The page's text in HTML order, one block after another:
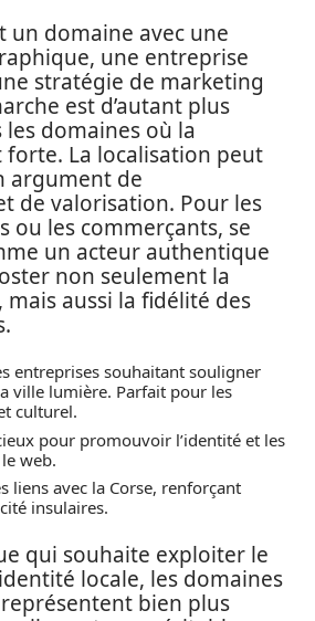
un domaine avec une
une entreprise
stratégie de marketing
est d’autant plus
domaines où la
forte. La localisation peut
argument de
de valorisation. Pour les
ou les commerçants, se
un acteur authentique
non seulement la
mais aussi la fidélité des
entreprises souhaitant souligner
ville lumière. Parfait pour les
culturel.
pour promouvoir l’identité et les
web.
liens avec la Corse, renforçant
insulaires.
qui souhaite exploiter le
locale, les domaines
bien plus